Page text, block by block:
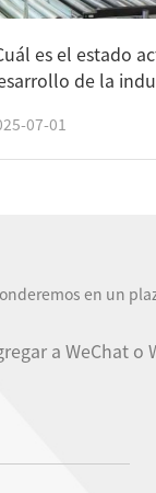
es el estado
de la
07-01
en un
a WeChat o